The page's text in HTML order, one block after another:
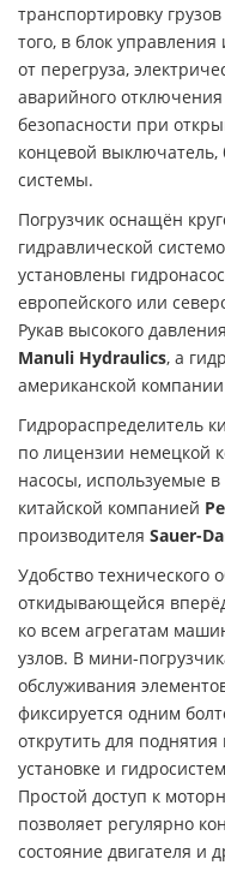
транспортировку
того, в блок
от перегруза,
аварийного
безопасности при
концевой выключатель,
системы.
Погрузчик оснащён
гидравлической
установлены
европейского или
Рукав высокого
Manuli Hydraulics, а
американской компании
Гидрораспределитель
по лицензии немецкой
насосы, используемые
китайской компанией
производителя Sauer-
Удобство технического
откидывающейся
ко всем агрегатам
узлов. В мини-
обслуживания
фиксируется одним
открутить для
установке и
Простой доступ к
позволяет регулярно
состояние двигателя и